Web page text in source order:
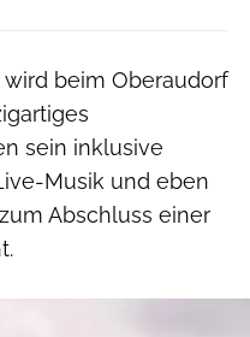
beim Oberaudorf
sein inklusive
Musik und eben
Abschluss einer